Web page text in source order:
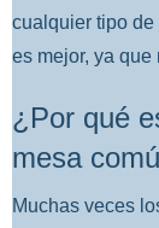
cualquier tipo
es mejor, ya
¿Por qué
mesa
Muchas veces